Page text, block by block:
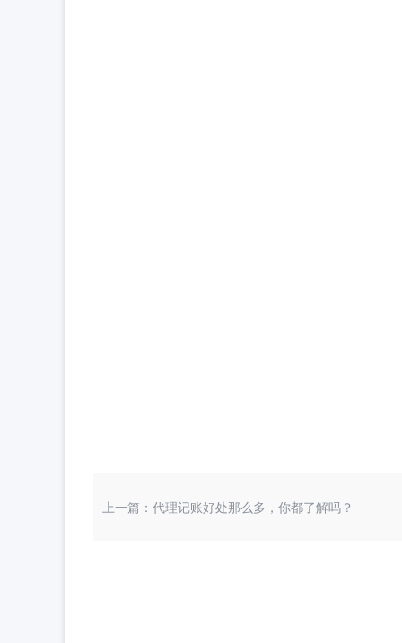
上一篇：代理记账好处那么多，你都了解吗？